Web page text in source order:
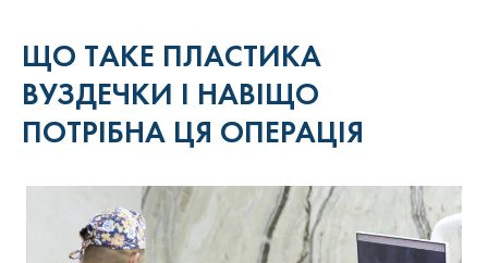
ЩО ТАКЕ ПЛАСТИКА
ВУЗДЕЧКИ І НАВІЩО
ПОТРІБНА ЦЯ ОПЕРАЦІЯ